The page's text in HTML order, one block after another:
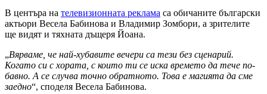
В центъра на телевизионната реклама са обичаните български
актьори Весела Бабинова и Владимир Зомбори, а зрителите
ще видят и тяхната дъщеря Йоана.
„Вярваме, че най-хубавите вечери са тези без сценарий.
Когато си с хората, с които ти се иска времето да тече по-
бавно. А се случва точно обратното. Това е магията да сме
заедно“, споделя Весела Бабинова.